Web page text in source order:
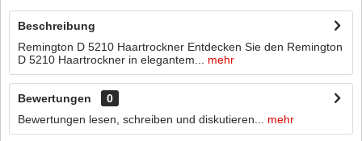
Beschreibung
Remington D 5210 Haartrockner Entdecken Sie den Remington
D 5210 Haartrockner in elegantem...
mehr
Bewertungen
0
Bewertungen lesen, schreiben und diskutieren...
mehr